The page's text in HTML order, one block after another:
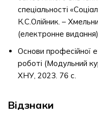
спеціальності
К.С.Олійник. –
(електронне видання)
Основи професійної
роботі (Модульний
ХНУ, 2023. 76 с.
Відзнаки